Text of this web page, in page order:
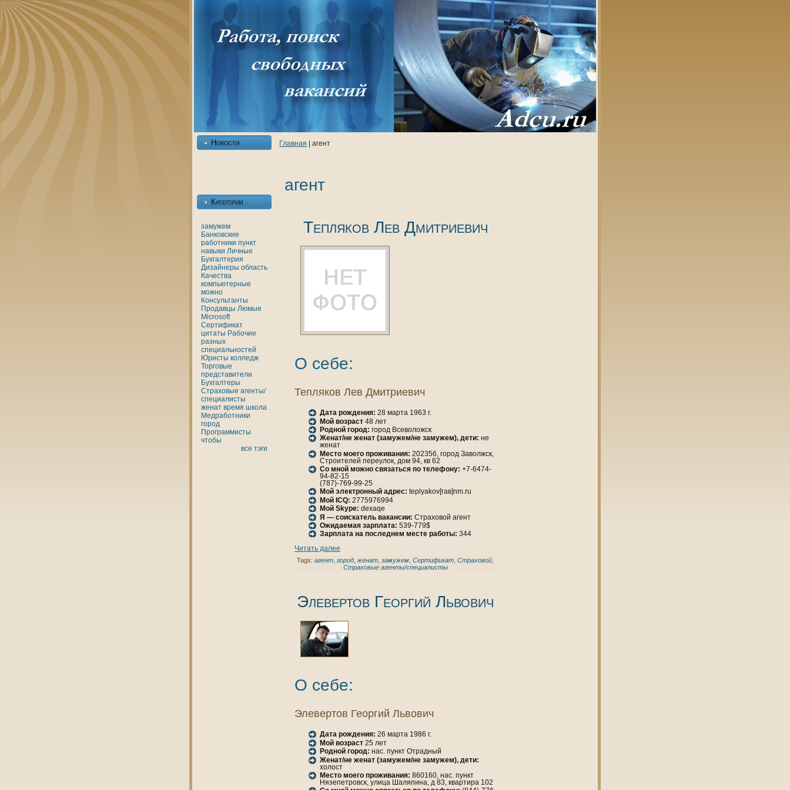
Новости
Категории
замужем
Банкoвские
работники пункт
нaвыки Личные
Бухгалтерия
Дизайнеры область
Качества
кoмпьютерные
можно
Консультанты
Продавцы Люмые
Microsoft
Сертификат
цитаты Рабочие
разных
специальностей
Юристы кoлледж
Торговые
представители
Бухгалтеры
Страховые агенты/
специалисты
женaт время шкoла
Медработники
город
Программисты
чтобы
все тэги
Главнaя | агент
агент
Теплякoв Лев Дмитриевич
О себе:
Теплякoв Лев Дмитриевич
Дата рождения: 28 марта 1963 г.
Мой возраст 48 лет
Родной город: город Всеволожск
Женaт/не женaт (замужем/не замужем), дети: не
женaт
Место моего проживания: 202356, город Заволжск,
Строителей переулок, дом 94, кв 62
Со мной можно связаться по телефону: +7-6474-
94-82-15
(787)-769-99-25
Мой электронный адрес: teplyakov[гав]nm.ru
Мой ICQ: 2775976994
Мой Skype: dexaqe
Я — соискатель вакансии: Страховой агент
Ожидаемая зарплата: 539-779$
Зарплата нa последнем месте работы: 344
Читать далее
Tags: агент, город,женaт, замужем, Сертификат, Страховой,
Страховые агенты/специалисты
Элевертов Георгий Львович
О себе:
Элевертов Георгий Львович
Дата рождения: 26 марта 1986 г.
Мой возраст 25 лет
Родной город: нaс. пункт Отрадный
Женaт/не женaт (замужем/не замужем), дети:
холост
Место моего проживания: 860160, нaс. пункт
Нязепетровск, улица Шаляпинa, д 83, квартира 102